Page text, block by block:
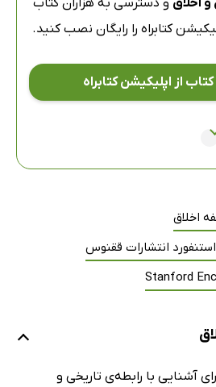
اخلاق و دسترسی به هزاران کتاب
کتابراه را رایگان نصب کنید.
از اپلیکیشن کتابراه
اخلاق
انتشارات ققنوس
Stanford
آشنایی با رابطه‌ی تاریخی و